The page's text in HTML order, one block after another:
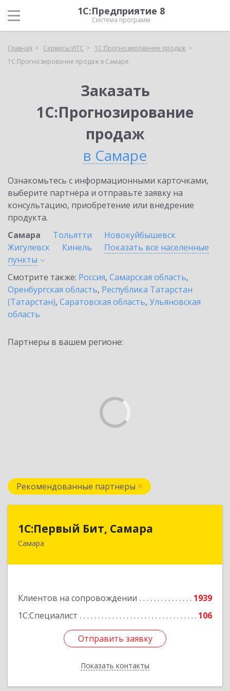
1С:Предприятие 8
Система программ
Главная Сервисы ИТС
1С:Прогнозирование продаж
1С:Прогнозирование продаж в Самаре
Заказать
1С:Прогнозирование
продаж
в Самаре
Ознакомьтесь с информационными карточками,
выберите партнёра и отправьте заявку на
консультацию, приобретение или внедрение
продукта.
Самара
Тольятти
Новокуйбышевск
Жигулевск
Кинель
Показать все населенные
пункты
Смотрите также: Россия, Самарская область,
Оренбургская область, Республика Татарстан
(Татарстан), Саратовская область, Ульяновская
область
Партнеры в вашем регионе:
Рекомендованные партнеры
1С:Первый Бит, Самара
Самара
Клиентов на сопровождении
1939
1С:Специалист
106
Отправить заявку
Показать контакты
1С:Первый Бит, Самара
443013, Самарская обл, Самара г, Дачная ул,
Отправить заявку
Назад